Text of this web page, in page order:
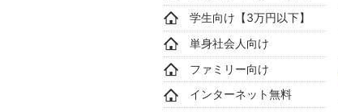
学生向け【3万円以下】
単身社会人向け
ファミリー向け
インターネット無料